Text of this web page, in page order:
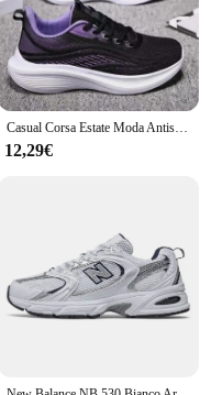
Casual Corsa Estate Moda Antiscivolo Escursionismo Mesh Traspirabilità Scarpe da ginnastica Tennis Donna Tendenza 2024 Donna Sneakers Coppia
12,29€